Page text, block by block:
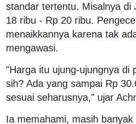
standar tertentu. Misalnya di
18 ribu - Rp 20 ribu.
menaikkannya karena tak
mengawasi.
"Harga itu ujung-ujungnya di
sih? Ada yang sampai Rp
sesuai seharusnya," ujar
Ia memahami, masih banyak